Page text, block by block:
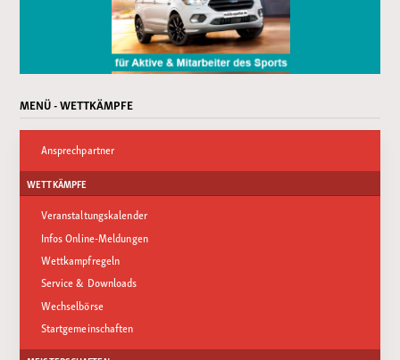
MENÜ - WETTKÄMPFE
Ansprechpartner
WETTKÄMPFE
Veranstaltungskalender
Infos Online-Meldungen
Wettkampfregeln
Service & Downloads
Wechselbörse
Startgemeinschaften